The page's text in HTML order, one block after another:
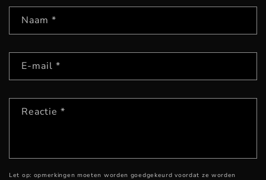
Naam *
E‑mail *
Reactie *
Let op: opmerkingen moeten worden goedgekeurd voordat ze worden